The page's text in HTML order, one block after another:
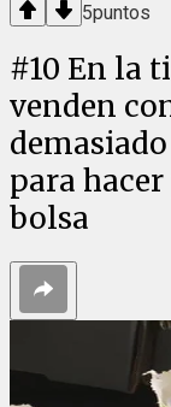
5puntos
#10 En la
venden
para
bolsa